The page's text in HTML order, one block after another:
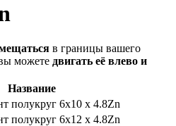
в границы вашего
можете двигать её влево и
Название
полукруг 6х10 х 4.8Zn
полукруг 6х12 х 4.8Zn